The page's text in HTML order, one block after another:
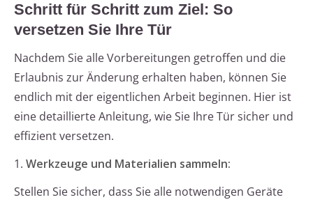
Schritt für Schritt zum Ziel: So
versetzen Sie Ihre Tür
Nachdem Sie alle Vorbereitungen getroffen und die
Erlaubnis zur Änderung erhalten haben, können Sie
endlich mit der eigentlichen Arbeit beginnen. Hier ist
eine detaillierte Anleitung, wie Sie Ihre Tür sicher und
effizient versetzen.
1. Werkzeuge und Materialien sammeln:
Stellen Sie sicher, dass Sie alle notwendigen Geräte